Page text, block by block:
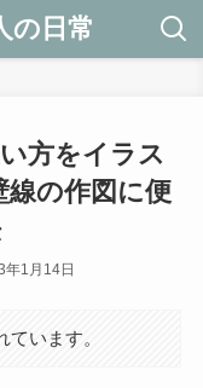
の日常
方をイラス
線の作図に便
年1月14日
います。